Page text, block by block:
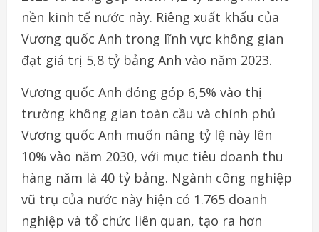
nền kinh tế nước này. Riêng xuất khẩu của
Vương quốc Anh trong lĩnh vực không gian
đạt giá trị 5,8 tỷ bảng Anh vào năm 2023.
Vương quốc Anh đóng góp 6,5% vào thị
trường không gian toàn cầu và chính phủ
Vương quốc Anh muốn nâng tỷ lệ này lên
10% vào năm 2030, với mục tiêu doanh thu
hàng năm là 40 tỷ bảng. Ngành công nghiệp
vũ trụ của nước này hiện có 1.765 doanh
nghiệp và tổ chức liên quan, tạo ra hơn